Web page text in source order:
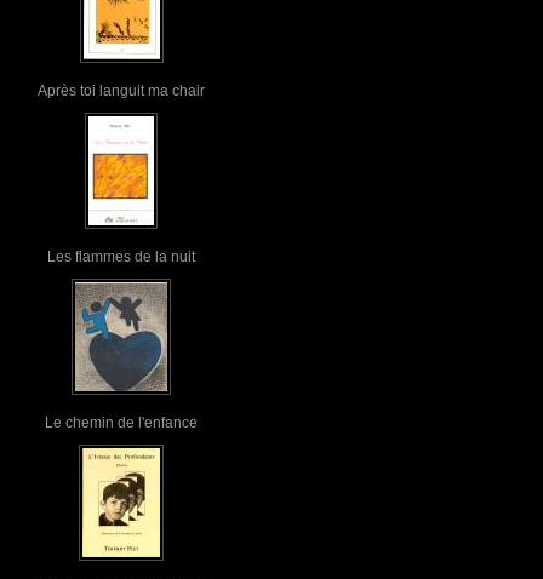
Après toi languit ma chair
Les flammes de la nuit
Le chemin de l'enfance